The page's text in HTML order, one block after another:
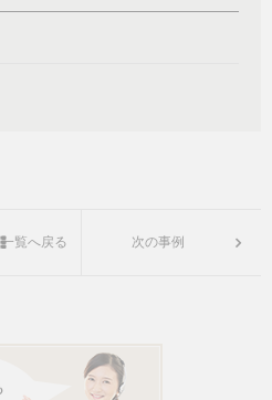
一覧へ戻る 次の事例